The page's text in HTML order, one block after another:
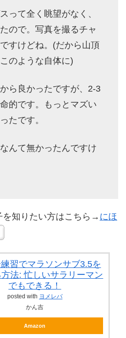
って全く眺望がなく、
ので。写真を撮るチャ
すけどね。(だから山頂
のような自体に)
ら良かったですが、2-3
的です。もっとマズい
たです。
んて無かったんですけ
を知りたい方はこちら→ にほ
習でマラソンサブ3.5を
法: 忙しいサラリーマン
でもできる！
posted with ヨメレバ
かん吉
Amazon